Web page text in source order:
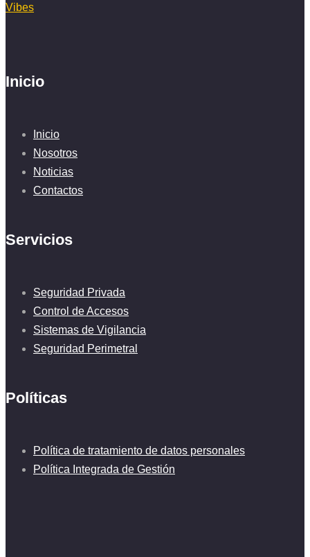
Inicio
Inicio
Nosotros
Noticias
Contactos
Servicios
Seguridad Privada
Control de Accesos
Sistemas de Vigilancia
Seguridad Perimetral
Políticas
Política de tratamiento de datos personales
Política Integrada de Gestión